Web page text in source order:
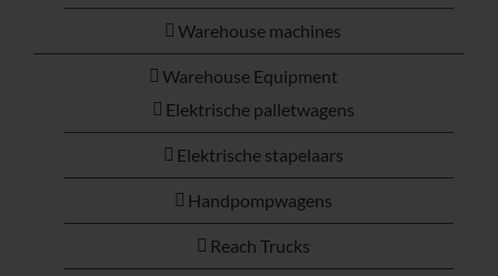
Warehouse machines
Warehouse Equipment
Elektrische palletwagens
Elektrische stapelaars
Handpompwagens
Reach Trucks